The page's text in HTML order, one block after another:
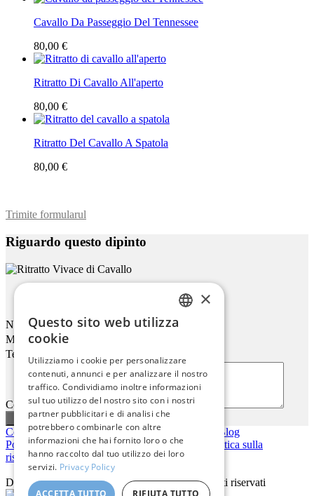
Cavallo Da Passeggio Del Tennessee
80,00 €
Ritratto Di Cavallo All'aperto
80,00 €
Ritratto Del Cavallo A Spatola
80,00 €
Trimite formularul
Riguardo questo dipinto
Ritratto Vivace Di Cavallo
Nome
Mail
Telefono
Commenti o domande
Contattaci|Chi siamo|Qualità giclée
Blog
Politica di consegna|Politica di restituzione
Politica sulla
riservatezza
Diritto d'autore © 2026Pastel Brush- Tutti i diritti riservati
GERMAN
FRENCH
×
Questo sito web utilizza
cookie
Utilizziamo i cookie per personalizzare
contenuti, annunci e per analizzare il nostro
traffico. Condividiamo inoltre informazioni
sul tuo utilizzo del nostro sito con i nostri
partner pubblicitari e di analisi che
potrebbero combinarle con altre
informazioni che hai fornito loro o che
hanno raccolto dal tuo utilizzo dei loro
servizi. Privacy Policy
ACCETTA TUTTO RIFIUTA TUTTO